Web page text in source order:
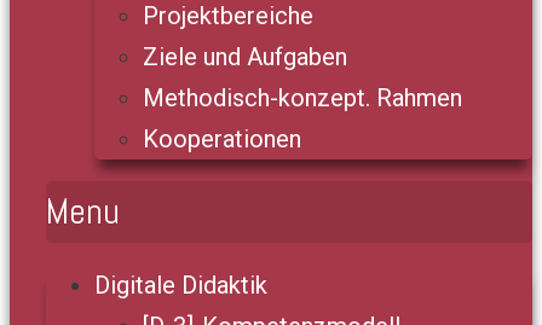
Projektbereiche
Ziele und Aufgaben
Methodisch-konzept. Rahmen
Kooperationen
Menu
Digitale Didaktik